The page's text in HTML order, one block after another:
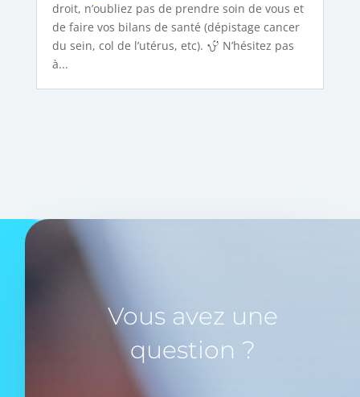
droit, n’oubliez pas de prendre soin de vous et
de faire vos bilans de santé (dépistage cancer
du sein, col de l’utérus, etc).
N’hésitez pas
à...
Vous avez une
question ?